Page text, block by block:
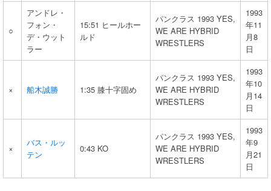
○
アンドレ・
フォン・
デ・ウット
ラー
15:51 ヒールホー
ルド
パンクラス 1993 YES,
WE ARE HYBRID
WRESTLERS
1993
年11
月8
日
× 船木誠勝 1:35 膝十字固め
パンクラス 1993 YES,
WE ARE HYBRID
WRESTLERS
1993
年10
月14
日
×
バス・ルッ
テン
0:43 KO
パンクラス 1993 YES,
WE ARE HYBRID
WRESTLERS
1993
年9
月21
日